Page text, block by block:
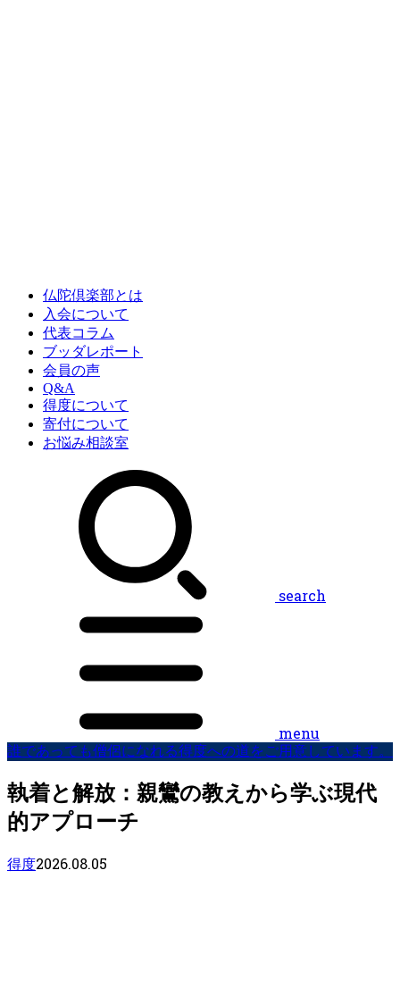
仏陀倶楽部とは
入会について
代表コラム
ブッダレポート
会員の声
Q&A
得度について
寄付について
お悩み相談室
search
menu
誰であっても僧侶になれる得度への道をご用意しています。
執着と解放：親鸞の教えから学ぶ現代
的アプローチ
得度2026.08.05